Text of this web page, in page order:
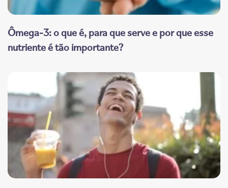
Ômega-3: o que é, para que serve e por que esse
nutriente é tão importante?